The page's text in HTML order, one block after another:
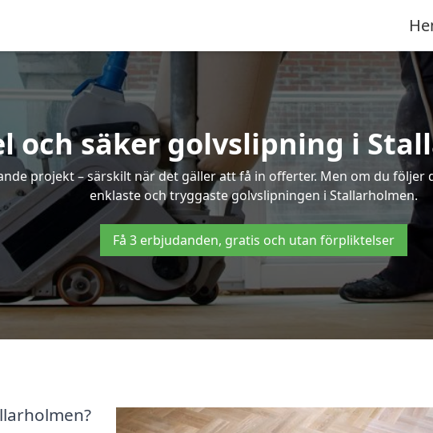
och säker golvslipning i
projekt – särskilt när det gäller att få in offerter. Men om du
enklaste och tryggaste golvslipningen i Stallarholmen.
Få 3 erbjudanden, gratis och utan förpliktelser